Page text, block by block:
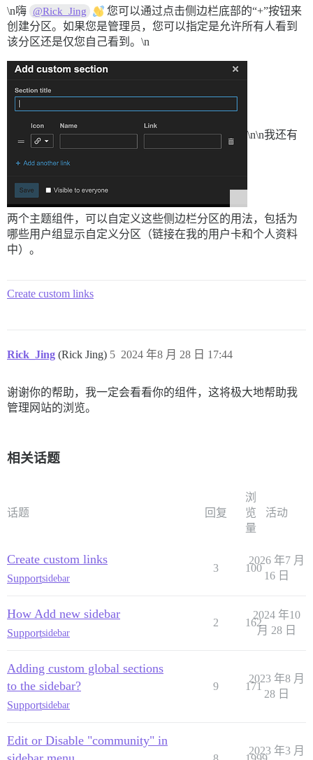
\n嗨 @Rick_Jing
您可以通过点击侧边栏底部的“+”按钮来
创建分区。如果您是管理员，您可以指定是允许所有人看到
该分区还是仅您自己看到。\n
\n\n我还有
两个主题组件，可以自定义这些侧边栏分区的用法，包括为
哪些用户组显示自定义分区（链接在我的用户卡和个人资料
中）。
Create custom links
Rick_Jing (Rick Jing) 2024 年8 月 28 日 17:44
5
谢谢你的帮助，我一定会看看你的组件，这将极大地帮助我
管理网站的浏览。
相关话题
话题 回复
浏
览
量
活动
Create custom links
Supportsidebar
3 100
2026 年7 月
16 日
How Add new sidebar
Supportsidebar
2 162
2024 年10
月 28 日
Adding custom global sections
to the sidebar?
Supportsidebar
9 171
2023 年8 月
28 日
Edit or Disable "community" in
2023 年3 月